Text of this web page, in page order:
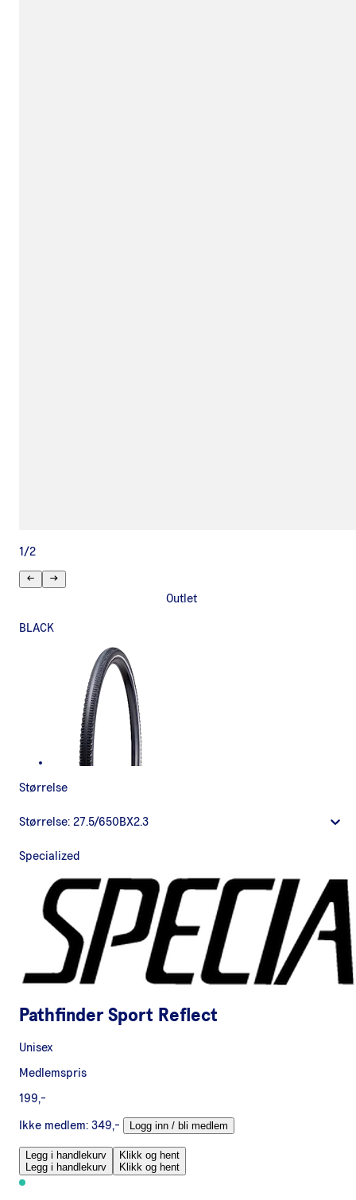
1 /2
Outlet
BLACK
Størrelse
Størrelse: 27.5/650BX2.3
Specialized
Pathfinder Sport Reflect
Unisex
Medlemspris
199,-
Ikke medlem: 349,- Logg inn / bli medlem
Legg i handlekurv
Legg i handlekurv
Klikk og hent
Klikk og hent